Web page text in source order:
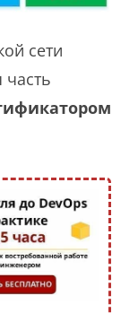
сети
часть